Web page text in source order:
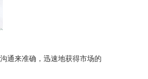
通来准确，迅速地获得市场的